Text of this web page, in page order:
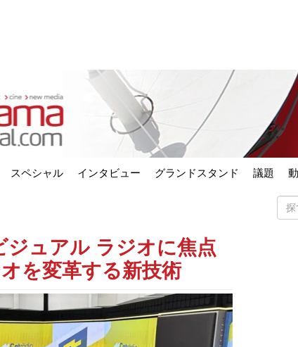
スペシャル インタビュー グランドスタンド 議題
ュアル ラジオに焦点
を変革する新技術